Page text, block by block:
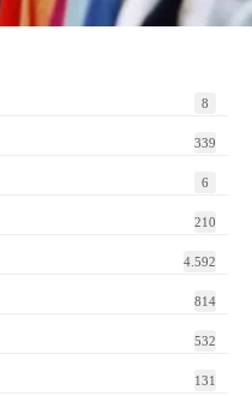
8
339
6
210
4.592
814
532
131